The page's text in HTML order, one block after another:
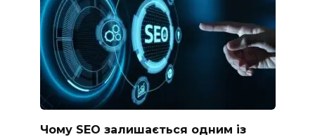
Чому SEO залишається одним із